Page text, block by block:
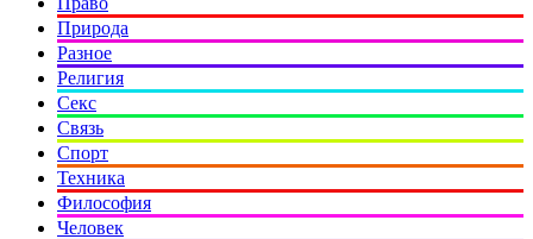
Природа
Разное
Религия
Секс
Связь
Спорт
Техника
Философия
Человек